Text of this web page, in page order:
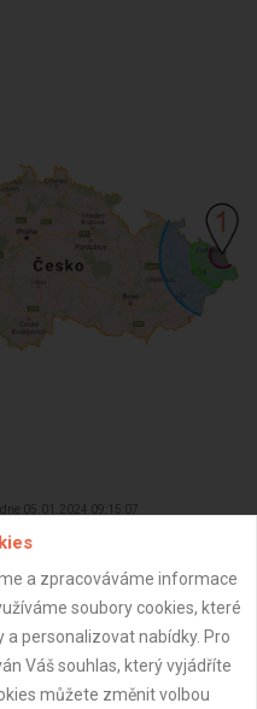
05.01.2024 09:15:07
a zpracováváme informace
soubory cookies, které
personalizovat nabídky. Pro
Váš souhlas, který vyjádříte
můžete změnit volbou